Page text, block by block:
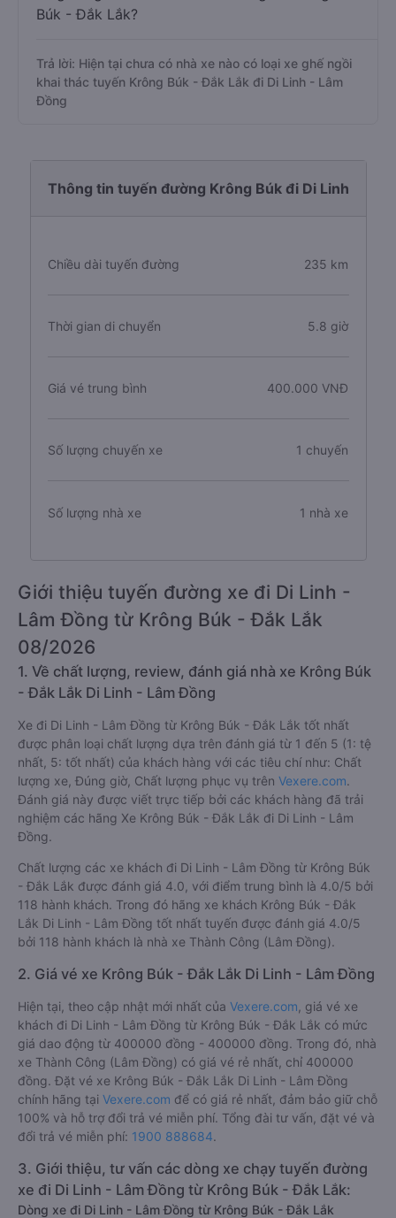
Búk - Đắk Lắk?
Trả lời: Hiện tại chưa có nhà xe nào có loại xe ghế ngồi
khai thác tuyến Krông Búk - Đắk Lắk đi Di Linh - Lâm
Đồng
Thông tin tuyến đường Krông Búk đi Di Linh
Chiều dài tuyến đường 235 km
Thời gian di chuyển 5.8 giờ
Giá vé trung bình 400.000 VNĐ
Số lượng chuyến xe 1 chuyến
Số lượng nhà xe 1 nhà xe
Giới thiệu tuyến đường xe đi Di Linh -
Lâm Đồng từ Krông Búk - Đắk Lắk
08/2026
1. Về chất lượng, review, đánh giá nhà xe Krông Búk
- Đắk Lắk Di Linh - Lâm Đồng
Xe đi Di Linh - Lâm Đồng từ Krông Búk - Đắk Lắk tốt nhất
được phân loại chất lượng dựa trên đánh giá từ 1 đến 5 (1: tệ
nhất, 5: tốt nhất) của khách hàng với các tiêu chí như: Chất
lượng xe, Đúng giờ, Chất lượng phục vụ trên Vexere.com.
Đánh giá này được viết trực tiếp bởi các khách hàng đã trải
nghiệm các hãng Xe Krông Búk - Đắk Lắk đi Di Linh - Lâm
Đồng.
Chất lượng các xe khách đi Di Linh - Lâm Đồng từ Krông Búk
- Đắk Lắk được đánh giá 4.0, với điểm trung bình là 4.0/5 bởi
118 hành khách. Trong đó hãng xe khách Krông Búk - Đắk
Lắk Di Linh - Lâm Đồng tốt nhất tuyến được đánh giá 4.0/5
bởi 118 hành khách là nhà xe Thành Công (Lâm Đồng).
2. Giá vé xe Krông Búk - Đắk Lắk Di Linh - Lâm Đồng
Hiện tại, theo cập nhật mới nhất của Vexere.com , giá vé xe
khách đi Di Linh - Lâm Đồng từ Krông Búk - Đắk Lắk có mức
giá dao động từ 400000 đồng - 400000 đồng. Trong đó, nhà
xe Thành Công (Lâm Đồng) có giá vé rẻ nhất, chỉ 400000
đồng. Đặt vé xe Krông Búk - Đắk Lắk Di Linh - Lâm Đồng
chính hãng tại Vexere.com để có giá rẻ nhất, đảm bảo giữ chỗ
100% và hỗ trợ đổi trả vé miễn phí. Tổng đài tư vấn, đặt vé và
đổi trả vé miễn phí: 1900 888684.
3. Giới thiệu, tư vấn các dòng xe chạy tuyến đường
xe đi Di Linh - Lâm Đồng từ Krông Búk - Đắk Lắk:
Dòng xe đi Di Linh - Lâm Đồng từ Krông Búk - Đắk Lắk